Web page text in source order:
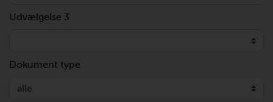
Udvælgelse 3
Dokument type